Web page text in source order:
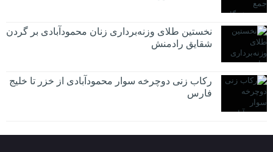
نخستین طلای وزنه‌برداری زنان محمودآبادی بر گردن
شقایق رادمنش
رکاب زنی دوچرخه سوار محمودآبادی از خزر تا خلیج
فارس